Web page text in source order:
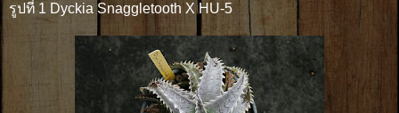
รูปที่ 1 Dyckia Snaggletooth X HU-5